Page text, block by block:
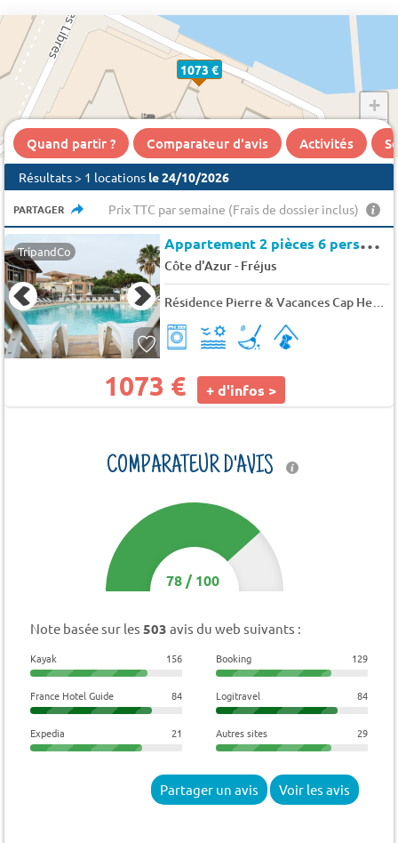
1073 €
+
−
Quand partir ? Comparateur d'avis Activités
Résultats > 1 locations le 24/10/2026
PARTAGER Prix TTC par semaine (Frais de dossier inclus)
TripandCo A
ppartement 2 pièces 6 personnes - Sélection - 6 pers. - 26m2 - clim - TV
Côte d'Azur- Fréjus
1073 € + d'infos >
COMPARATEUR D'AVIS
78/100
Note basée sur les 503 avis du web suivants :
Kayak 156 Booking 129
France Hotel Guide 84 Logitravel 84
Expedia 21 Autres sites 29
Partager un avis Voir les avis